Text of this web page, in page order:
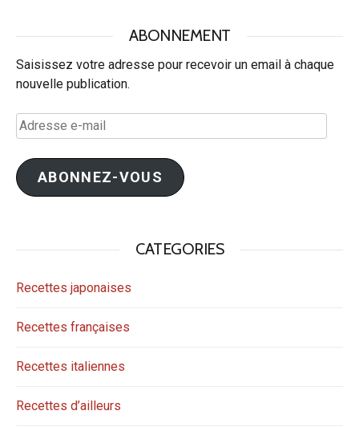
ABONNEMENT
Saisissez votre adresse pour recevoir un email à chaque
nouvelle publication.
Adresse
e-
mail
ABONNEZ-VOUS
CATEGORIES
Recettes japonaises
Recettes françaises
Recettes italiennes
Recettes d’ailleurs